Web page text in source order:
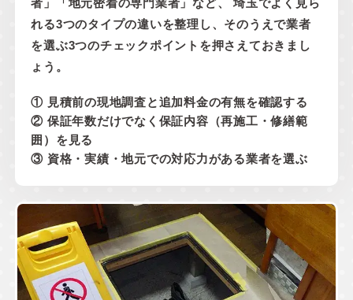
れる3つのタイプの違いを整理し、そのうえで業者
を選ぶ3つのチェックポイントを押さえておきまし
ょう。
① 見積前の現地調査と追加料金の有無を確認する
② 保証年数だけでなく保証内容（再施工・修繕範
囲）を見る
③ 資格・実績・地元での対応力がある業者を選ぶ